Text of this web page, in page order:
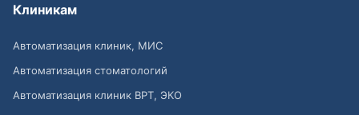
Клиникам
Автоматизация клиник, МИС
Автоматизация стоматологий
Автоматизация клиник ВРТ, ЭКО